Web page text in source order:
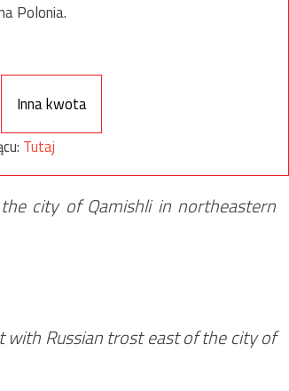
Polonia.
Inna kwota
Tutaj
city of Qamishli in northeastern
Russian trost east of the city of